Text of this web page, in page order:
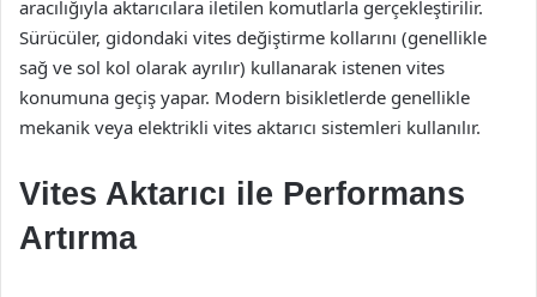
aracılığıyla aktarıcılara iletilen komutlarla gerçekleştirilir.
Sürücüler, gidondaki vites değiştirme kollarını (genellikle
sağ ve sol kol olarak ayrılır) kullanarak istenen vites
konumuna geçiş yapar. Modern bisikletlerde genellikle
mekanik veya elektrikli vites aktarıcı sistemleri kullanılır.
Vites Aktarıcı ile Performans
Artırma